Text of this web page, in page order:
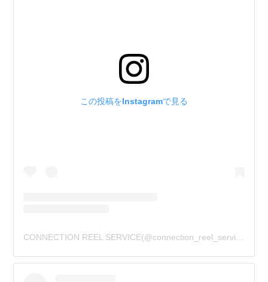
この投稿をInstagramで見る